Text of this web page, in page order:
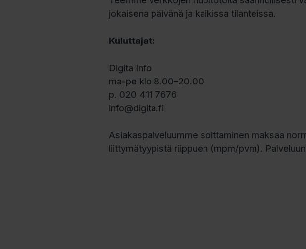
jokaisena päivänä ja kaikissa tilanteissa.
Kuluttajat:
Digita Info
ma-pe klo 8.00–20.00
p. 020 411 7676
info@digita.fi
Asiakaspalveluumme soittaminen maksaa
liittymätyypistä riippuen (mpm/pvm).